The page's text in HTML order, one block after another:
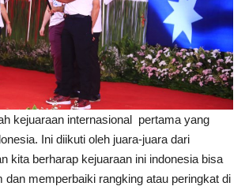
kejuaraan internasional pertama yang
Ini diikuti oleh juara-juara dari
kita berharap kejuaraan ini indonesia bisa
dan memperbaiki rangking atau peringkat di